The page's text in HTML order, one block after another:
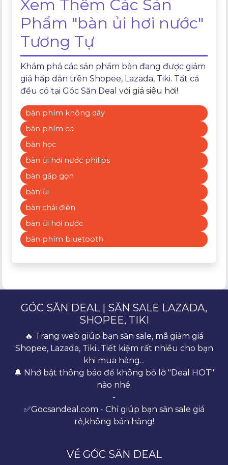
Xem Thêm Các Sản
Phẩm "bàn ủi hơi nước"
Tương Tự
Khám phá các sản phẩm bàn đang được giảm
giá hấp dẫn trên Shopee, Lazada, Tiki. Tất cả
đều có tạiGóc Săn Deal với giá siêu hời!
bàn phím không dây
bàn phím cơ
bàn học
bàn ủi hơi nước philips
bàn gấp gọn
bàn ủi
bàn chải điện
bàn ủi hơi nước
bàn phím bluetooth
GÓC SĂN DEAL | SĂN SALE LAZADA,
SHOPEE, TIKI
🔥 Trang web giúp bạn săn sale, mã giảm giá
Shopee, Lazada, Tiki...Tiết kiệm rất nhiều cho bạn
khi mua hàng...
🔔 Nhớ bật thông báo để không bỏ lỡ "Deal HOT"
nào nhé.
-
✅Gocsandeal.com - Chỉ giúp bạn săn sale giá
rẻ,không bán hàng!
VỀ GÓC SĂN DEAL